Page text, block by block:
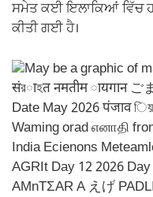
ਸਮੇਤ ਕਈ ਇਲਾਕਿਆਂ ਵਿੱਚ
ਕੀਤੀ ਗਈ ਹੈ।